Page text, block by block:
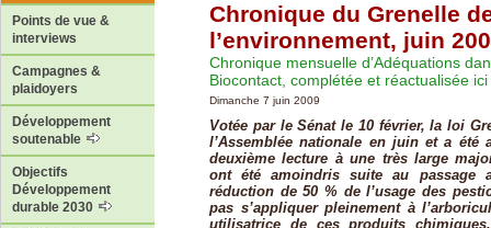
Points de vue &
interviews
Campagnes &
plaidoyers
Développement
soutenable
Objectifs
Développement
durable 2030
Chronique du Grenelle
l’environnement, juin
Chronique mensuelle d’Adéquations
Biocontact, complétée et réactualisée ici
Dimanche 7 juin 2009
Votée par le Sénat le 10 février, la loi
l’Assemblée nationale en juin et a été
deuxième lecture à une très large
ont été amoindris suite au passage
réduction de 50 % de l’usage des
pas s’appliquer pleinement à
utilisatrice de ces produits